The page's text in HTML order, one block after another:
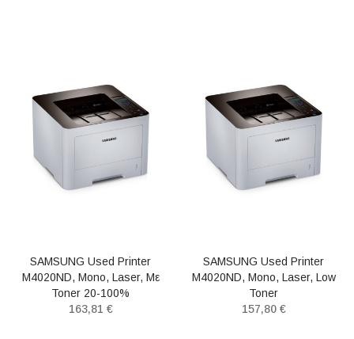
SAMSUNG Used Printer
M4020ND, Mono, Laser, Με
Toner 20-100%
163,81 €
SAMSUNG Used Printer
M4020ND, Mono, Laser, Low
Toner
157,80 €